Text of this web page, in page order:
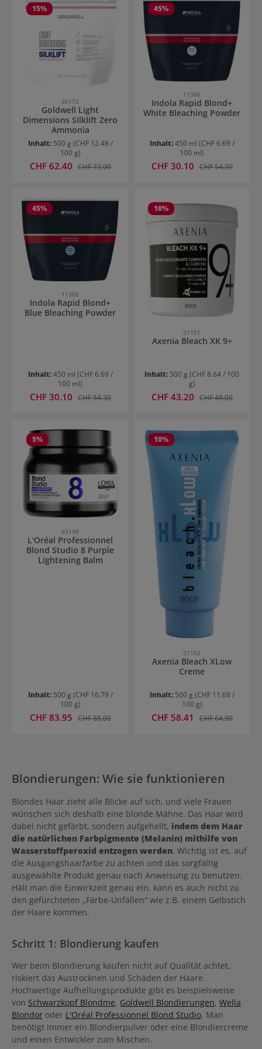
15%
36172
Goldwell Light
Dimensions Silklift Zero
Ammonia
Inhalt: 500 g (CHF 12.48 /
100 g)
Verkaufspreis:
CHF 62.40 Regulärer Preis:
CHF 73.00
45%
11306
Indola Rapid Blond+
White Bleaching Powder
Inhalt:450 ml (CHF 6.69 /
100 ml)
Verkaufspreis:
CHF 30.10 Regulärer Preis:
CHF 54.30
45%
11305
Indola Rapid Blond+
Blue Bleaching Powder
Inhalt:450 ml (CHF 6.69 /
100 ml)
Verkaufspreis:
CHF 30.10 Regulärer Preis:
CHF 54.30
10%
21151
Axenia Bleach XK 9+
Inhalt: 500 g (CHF 8.64 / 100
g)
Verkaufspreis:
CHF 43.20 Regulärer Preis:
CHF 48.00
5%
93198
L'Oréal Professionnel
Blond Studio 8 Purple
Lightening Balm
Inhalt: 500 g (CHF 16.79 /
100 g)
Verkaufspreis:
CHF 83.95 Regulärer Preis:
CHF 88.00
10%
21153
Axenia Bleach XLow
Creme
Inhalt: 500 g (CHF 11.68 /
100 g)
Verkaufspreis:
CHF 58.41 Regulärer Preis:
CHF 64.90
Blondierungen: Wie sie funktionieren
Blondes Haar zieht alle Blicke auf sich, und viele Frauen
wünschen sich deshalb eine blonde Mähne. Das Haar wird
dabei nicht gefärbt, sondern aufgehellt, indem dem Haar
die natürlichen Farbpigmente (Melanin) mithilfe von
Wasserstoffperoxid entzogen werden. Wichtig ist es, auf
die Ausgangshaarfarbe zu achten und das sorgfältig
ausgewählte Produkt genau nach Anweisung zu benutzen.
Hält man die Einwirkzeit genau ein, kann es auch nicht zu
den gefürchteten „Färbe-Unfällen“ wie z.B. einem Gelbstich
der Haare kommen.
Schritt 1: Blondierung kaufen
Wer beim Blondierung kaufen nicht auf Qualität achtet,
riskiert das Austrocknen und Schäden der Haare.
Hochwertige Aufhellungsprodukte gibt es beispielsweise
von Schwarzkopf Blondme, Goldwell Blondierungen, Wella
Blondor oder L'Oréal Professionnel Blond Studio. Man
benötigt immer ein Blondierpulver oder eine Blondiercreme
und einen Entwickler zum Mischen.